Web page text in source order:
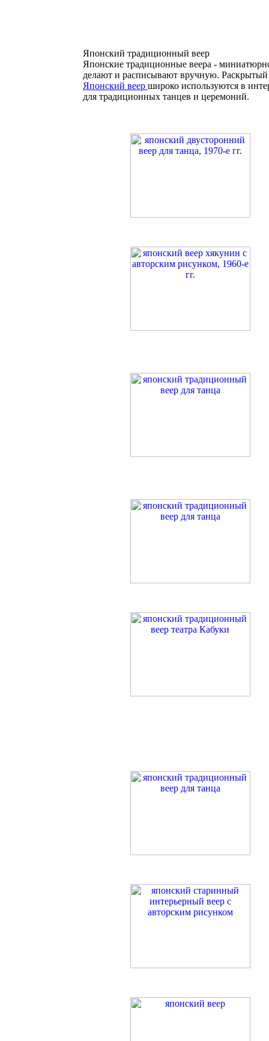
Японский традиционный веер
Японские традиционные веера -
делают и расписывают вручную.
Японский веер широко используются в
для традиционных танцев и церемоний.